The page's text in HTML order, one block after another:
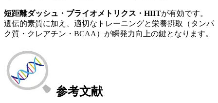
短距離ダッシュ・プライオメトリクス・HIITが有効です。
遺伝的素質に加え、適切なトレーニングと栄養摂取（タンパ
ク質・クレアチン・BCAA）が瞬発力向上の鍵となります。
参考文献